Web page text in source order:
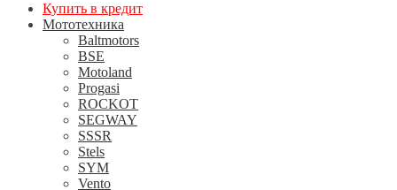
Купить в кредит
Мототехника
Baltmotors
BSE
Motoland
Progasi
ROCKOT
SEGWAY
SSSR
Stels
SYM
Vento